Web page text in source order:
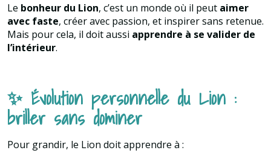
Le bonheur du Lion, c’est un monde où il peut aimer
avec faste, créer avec passion, et inspirer sans retenue.
Mais pour cela, il doit aussi apprendre à se valider de
l’intérieur.
✨ Évolution personnelle du Lion :
briller sans dominer
Pour grandir, le Lion doit apprendre à :